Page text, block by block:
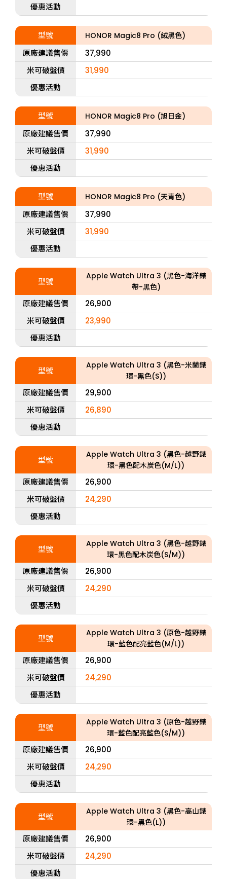
優惠活動
型號 HONOR Magic8 Pro (絨黑色)
原廠建議售價
37,990
米可破盤價
31,990
優惠活動
型號 HONOR Magic8 Pro (旭日金)
原廠建議售價
37,990
米可破盤價
31,990
優惠活動
型號 HONOR Magic8 Pro (天青色)
原廠建議售價
37,990
米可破盤價
31,990
優惠活動
型號
Apple Watch Ultra 3 (黑色-海洋錶
帶-黑色)
原廠建議售價
26,900
米可破盤價
23,990
優惠活動
型號
Apple Watch Ultra 3 (黑色-米蘭錶
環-黑色(S))
原廠建議售價
29,900
米可破盤價
26,890
優惠活動
型號
Apple Watch Ultra 3 (黑色-越野錶
環-黑色配木炭色(M/L))
原廠建議售價
26,900
米可破盤價
24,290
優惠活動
型號
Apple Watch Ultra 3 (黑色-越野錶
環-黑色配木炭色(S/M))
原廠建議售價
26,900
米可破盤價
24,290
優惠活動
型號
Apple Watch Ultra 3 (原色-越野錶
環-藍色配亮藍色(M/L))
原廠建議售價
26,900
米可破盤價
24,290
優惠活動
型號
Apple Watch Ultra 3 (原色-越野錶
環-藍色配亮藍色(S/M))
原廠建議售價
26,900
米可破盤價
24,290
優惠活動
型號
Apple Watch Ultra 3 (黑色-高山錶
環-黑色(L))
原廠建議售價
26,900
米可破盤價
24,290
優惠活動